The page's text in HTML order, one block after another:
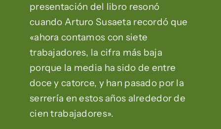
presentación del libro resonó
cuando Arturo Susaeta recordó que
«ahora contamos con siete
trabajadores, la cifra más baja
porque la media ha sido de entre
doce y catorce, y han pasado por la
serrería en estos años alrededor de
cien trabajadores».